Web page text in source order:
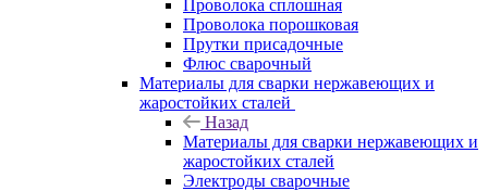
Проволока сплошная
Проволока порошковая
Прутки присадочные
Флюс сварочный
Материалы для сварки нержавеющих и
жаростойких сталей
Назад
Материалы для сварки нержавеющих и
жаростойких сталей
Электроды сварочные